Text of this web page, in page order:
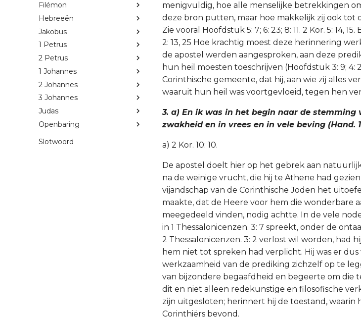
Filémon
Hebreeën
Jakobus
1 Petrus
2 Petrus
1 Johannes
2 Johannes
3 Johannes
Judas
Openbaring
Slotwoord
menigvuldig, hoe alle menselijke betrekkingen
deze bron putten, maar hoe makkelijk zij ook
Zie vooral Hoofdstuk 5: 7; 6: 23; 8: 11. 2 Kor. 5: 14, 15.
2: 13, 25 Hoe krachtig moest deze herinnering
de apostel werden aangesproken, aan deze
hun heil moesten toeschrijven (Hoofdstuk 3: 9; 4:
Corinthische gemeente, dat hij, aan wie zij alles
waaruit hun heil was voortgevloeid, tegen hen
3. a) En ik was in het begin naar de
zwakheid en in vrees en in vele beving (Hand.
a) 2 Kor. 10: 10.
De apostel doelt hier op het gebrek aan
na de weinige vrucht, die hij te Athene had
vijandschap van de Corinthische Joden het
maakte, dat de Heere voor hem die wonderbare
meegedeeld vinden, nodig achtte. In de vele
in 1 Thessalonicenzen. 3: 7 spreekt, onder de
2 Thessalonicenzen. 3: 2 verlost wil worden, had
hem niet tot spreken had verplicht. Hij was er
werkzaamheid van de prediking zichzelf op te
van bijzondere begaafdheid en begeerte om die
dit en niet alleen redekunstige en filosofische
zijn uitgesloten; herinnert hij de toestand, waarin
Corinthiërs bevond.